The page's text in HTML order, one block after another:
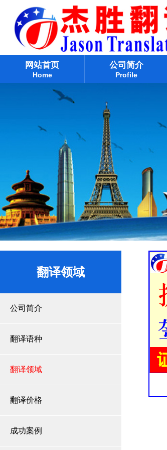
网站首页
Home
公司简介
Profile
翻译领域
公司简介
翻译语种
翻译领域
翻译价格
成功案例